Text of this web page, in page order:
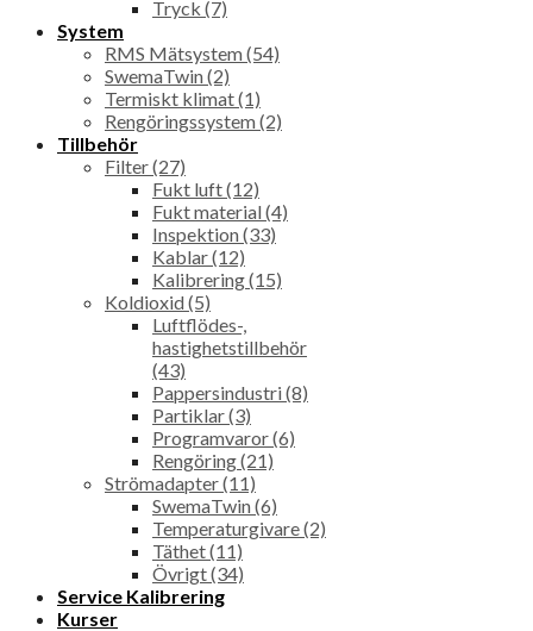
Tryck (7)
System
RMS Mätsystem (54)
SwemaTwin (2)
Termiskt klimat (1)
Rengöringssystem (2)
Tillbehör
Filter (27)
Fukt luft (12)
Fukt material (4)
Inspektion (33)
Kablar (12)
Kalibrering (15)
Koldioxid (5)
Luftflödes-,
hastighetstillbehör
(43)
Pappersindustri (8)
Partiklar (3)
Programvaror (6)
Rengöring (21)
Strömadapter (11)
SwemaTwin (6)
Temperaturgivare (2)
Täthet (11)
Övrigt (34)
Service Kalibrering
Kurser